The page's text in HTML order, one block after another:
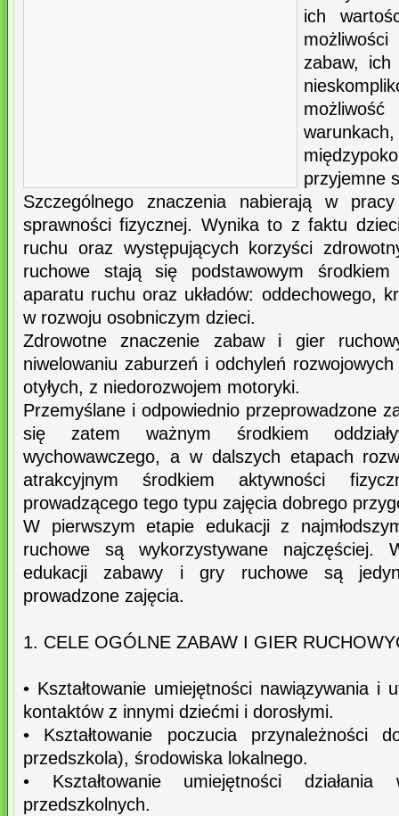
ich
zabaw,
przyjemne
Szczególnego znaczenia nabierają w
sprawności fizycznej. Wynika to z faktu
ruchu oraz występujących korzyści
ruchowe stają się podstawowym środkiem
aparatu ruchu oraz układów: oddechowego,
w rozwoju osobniczym dzieci.
Zdrowotne znaczenie zabaw i gier
niwelowaniu zaburzeń i odchyleń
otyłych, z niedorozwojem motoryki.
Przemyślane i odpowiednio przeprowadzone
się zatem ważnym środkiem
wychowawczego, a w dalszych etapach
atrakcyjnym środkiem aktywności
prowadzącego tego typu zajęcia dobrego
W pierwszym etapie edukacji z
ruchowe są wykorzystywane najczęściej.
edukacji zabawy i gry ruchowe są
prowadzone zajęcia.
1. CELE OGÓLNE ZABAW I GIER
• Kształtowanie umiejętności nawiązywania i
kontaktów z innymi dziećmi i dorosłymi.
• Kształtowanie poczucia przynależności
przedszkola), środowiska lokalnego.
• Kształtowanie umiejętności
przedszkolnych.